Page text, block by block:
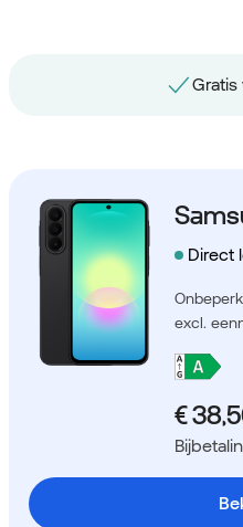
Gratis
Direct
excl.